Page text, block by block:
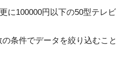
に100000円以下の50型テレビ
条件でデータを絞り込むこ